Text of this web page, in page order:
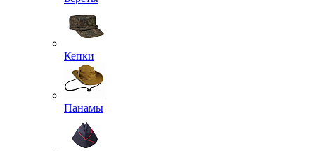
Кепки
Панамы